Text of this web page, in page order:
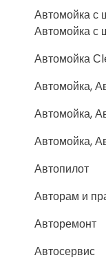
Автомойка с
Автомойка с
Автомойка
Автомойка,
Автомойка,
Автомойка,
Автопилот
Авторам и
Авторемонт
Автосервис